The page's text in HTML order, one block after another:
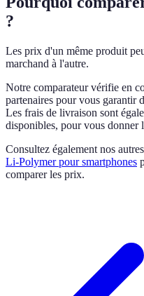
?
Les prix d'un même produit
marchand à l'autre.
Notre comparateur vérifie en
partenaires pour vous garantir
Les frais de livraison sont
disponibles, pour vous donner
Consultez également nos
Li-Polymer pour smartphones
comparer les prix.